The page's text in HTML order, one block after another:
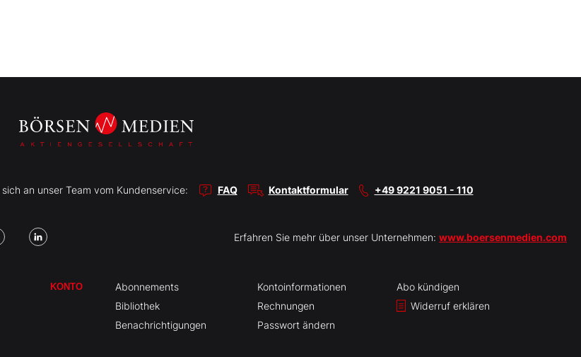
an unser Team vom Kundenservice: FAQ Kontaktformular +49 9221 9051 - 110
Erfahren Sie mehr über unser Unternehmen: www.boersenmedien.com
KONTO
Abonnements
Bibliothek
Benachrichtigungen
Kontoinformationen
Rechnungen
Passwort ändern
Abo kündigen
Widerruf erklären